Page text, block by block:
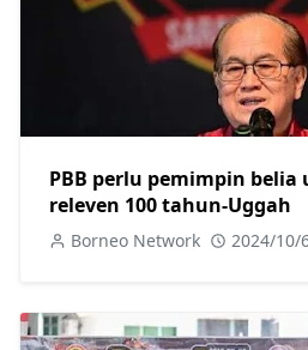
PBB perlu pemimpin
releven 100 tahun-Uggah
Borneo Network 2024/10/